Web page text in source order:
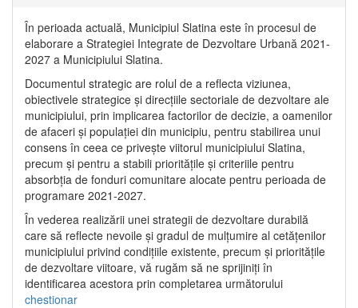
În perioada actuală, Municipiul Slatina este în procesul de
elaborare a Strategiei Integrate de Dezvoltare Urbană 2021‐
2027 a Municipiului Slatina.
Documentul strategic are rolul de a reflecta viziunea,
obiectivele strategice și direcțiile sectoriale de dezvoltare ale
municipiului, prin implicarea factorilor de decizie, a oamenilor
de afaceri și populației din municipiu, pentru stabilirea unui
consens în ceea ce privește viitorul municipiului Slatina,
precum și pentru a stabili prioritățile și criteriile pentru
absorbția de fonduri comunitare alocate pentru perioada de
programare 2021-2027.
În vederea realizării unei strategii de dezvoltare durabilă
care să reflecte nevoile și gradul de mulțumire al cetățenilor
municipiului privind condițiile existente, precum și prioritățile
de dezvoltare viitoare, vă rugăm să ne sprijiniți în
identificarea acestora prin completarea următorului
chestionar